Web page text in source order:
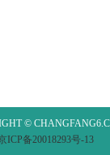
©
ICP备20018293号-13